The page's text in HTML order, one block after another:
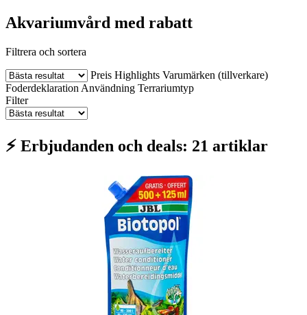
Akvariumvård med rabatt
Filtrera och sortera
Preis Highlights Varumärken (tillverkare)
Foderdeklaration Användning Terrariumtyp
Filter
⚡ Erbjudanden och deals: 21 artiklar